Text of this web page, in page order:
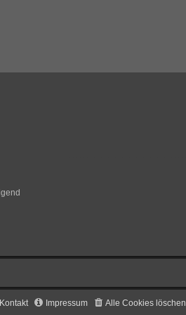
Alle Cookies löschen
Impressum
Kontakt